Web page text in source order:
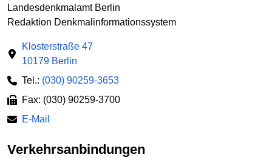
Landesdenkmalamt Berlin
Redaktion Denkmalinformationssystem
Klosterstraße 47
10179 Berlin
Tel.: (030) 90259-3653
Fax: (030) 90259-3700
E-Mail
Verkehrsanbindungen